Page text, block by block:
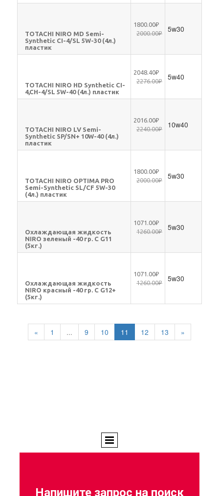
TOTACHI NIRO MD Semi-
Synthetic CI-4/SL 5W-30 (4л.)
пластик
1800.00₽
2000.00₽
5w30
TOTACHI NIRO HD Synthetic CI-
4,CH-4/SL 5W-40 (4л.) пластик
2048.40₽
2276.00₽
5w40
TOTACHI NIRO LV Semi-
Synthetic SP/SN+ 10W-40 (4л.)
пластик
2016.00₽
2240.00₽
10w40
TOTACHI NIRO OPTIMA PRO
Semi-Synthetic SL/CF 5W-30
(4л.) пластик
1800.00₽
2000.00₽
5w30
Охлаждающая жидкость
NIRO зеленый -40 гр. С G11
(5кг.)
1071.00₽
1260.00₽
5w30
Охлаждающая жидкость
NIRO красный -40 гр. С G12+
(5кг.)
1071.00₽
1260.00₽
5w30
« 1 ... 9 10 11 12 13 »
Напишите запрос на поиск